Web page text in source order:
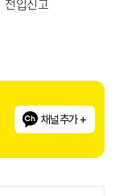
전입신고
채널추가 +